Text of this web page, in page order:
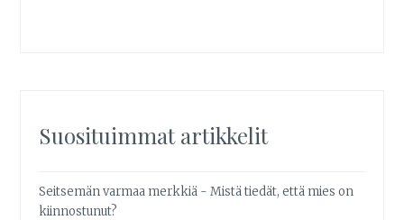
Suosituimmat artikkelit
Seitsemän varmaa merkkiä - Mistä tiedät, että mies on
kiinnostunut?